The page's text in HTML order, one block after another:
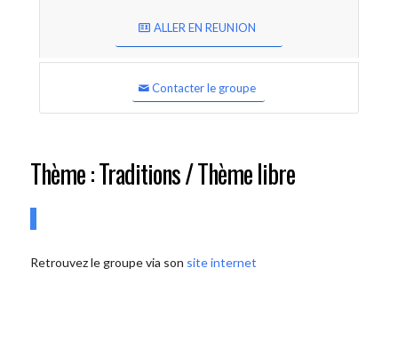
ALLER EN REUNION
Contacter le groupe
Thème : Traditions / Thème libre
Retrouvez le groupe via son site internet